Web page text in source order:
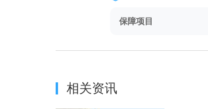
保障项目
相关资讯